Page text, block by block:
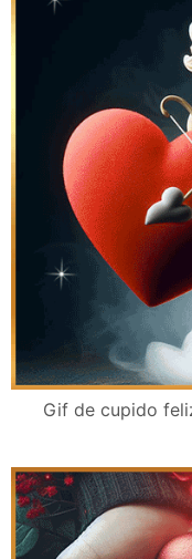
Gif de cupido